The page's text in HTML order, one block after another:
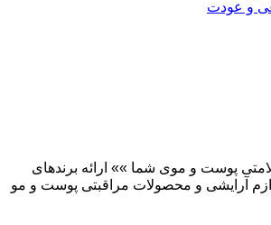
و عودت
پوست و موی شما »» ارائه برندهای
آرایشی و محصولات مراقبتی پوست و مو